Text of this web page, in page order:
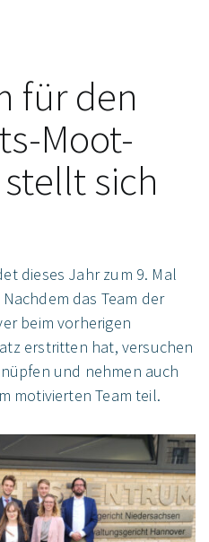
für den
Moot-
sich
dieses Jahr zum 9. Mal
das Team der
beim vorherigen
erstritten hat, versuchen
und nehmen auch
motivierten Team teil.